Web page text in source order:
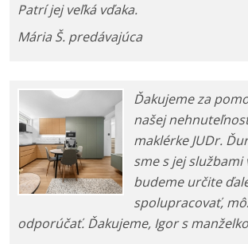
Patrí jej veľká vďaka.
Mária Š. predávajúca
Ďakujeme za
našej
maklérke JUDr.
sme s jej
budeme určite
spolupracovať,
odporúčať. Ďakujeme, Igor s